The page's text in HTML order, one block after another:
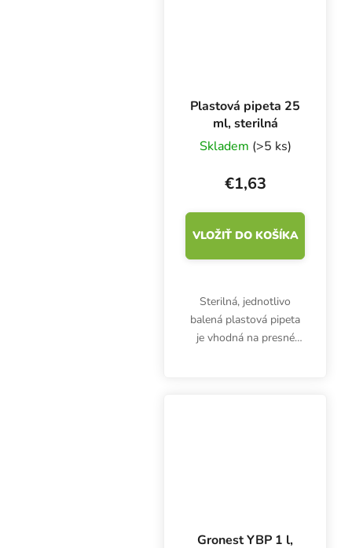
Plastová pipeta 25
ml, sterilná
Skladem (>5 ks)
€1,63
VLOŽIŤ DO KOŠÍKA
Sterilná, jednotlivo
balená plastová pipeta
je vhodná na presné
Gronest YBP 1 l,